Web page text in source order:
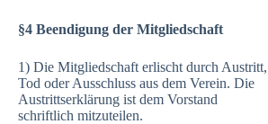
§4 Beendigung der Mitgliedschaft
1) Die Mitgliedschaft erlischt durch Austritt,
Tod oder Ausschluss aus dem Verein. Die
Austrittserklärung ist dem Vorstand
schriftlich mitzuteilen.